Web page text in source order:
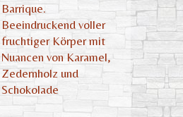
Barrique.
Beeindruckend voller
fruchtiger Körper mit
Nuancen von Karamel,
Zedernholz und
Schokolade